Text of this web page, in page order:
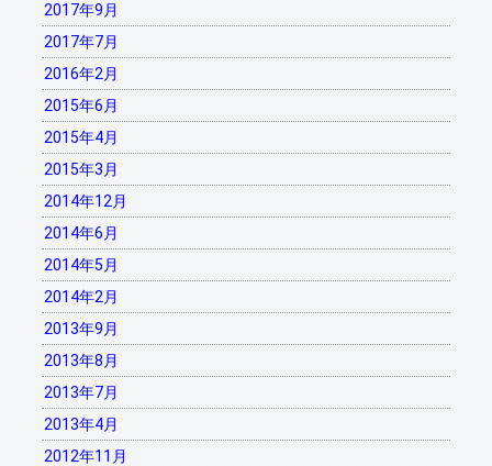
2017年9月
2017年7月
2016年2月
2015年6月
2015年4月
2015年3月
2014年12月
2014年6月
2014年5月
2014年2月
2013年9月
2013年8月
2013年7月
2013年4月
2012年11月